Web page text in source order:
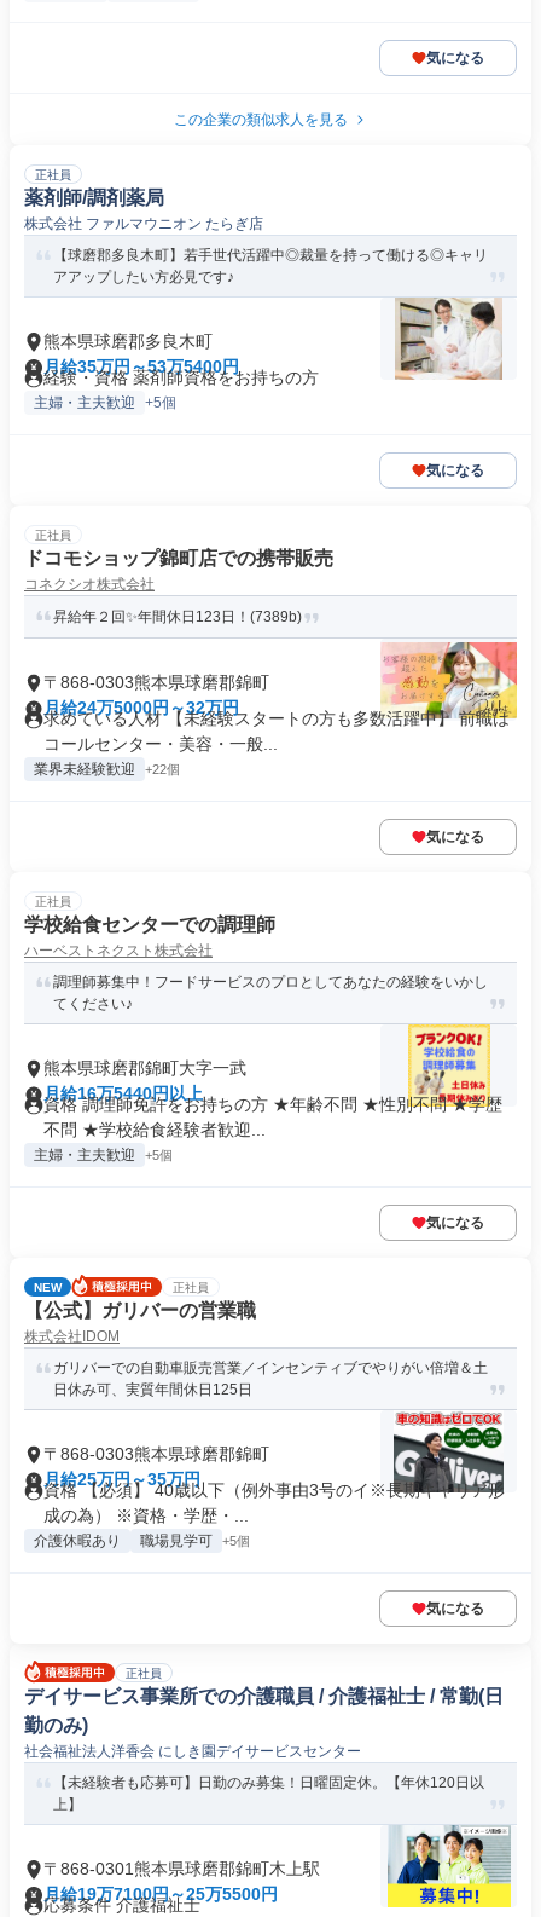
気になる
この企業の類似求人を見る
正社員
薬剤師/調剤薬局
株式会社 ファルマウニオン たらぎ店
【球磨郡多良木町】若手世代活躍中◎裁量を持って働ける◎キャリ
アアップしたい方必見です♪
熊本県球磨郡多良木町
月給35万円～53万5400円
経験・資格 薬剤師資格をお持ちの方
主婦・主夫歓迎 +5個
気になる
正社員
ドコモショップ錦町店での携帯販売
コネクシオ株式会社
昇給年２回✨年間休日123日！(7389b)
〒868-0303熊本県球磨郡錦町
月給24万5000円～32万円
求めている人材 【未経験スタートの方も多数活躍中】 前職は
コールセンター・美容・一般...
業界未経験歓迎 +22個
気になる
正社員
学校給食センターでの調理師
ハーベストネクスト株式会社
調理師募集中！フードサービスのプロとしてあなたの経験をいかし
てください♪
熊本県球磨郡錦町大字一武
月給16万5440円以上
資格 調理師免許をお持ちの方 ★年齢不問 ★性別不問 ★学歴
不問 ★学校給食経験者歓迎...
主婦・主夫歓迎 +5個
気になる
NEW 正社員
【公式】ガリバーの営業職
株式会社IDOM
ガリバーでの自動車販売営業／インセンティブでやりがい倍増＆土
日休み可、実質年間休日125日
〒868-0303熊本県球磨郡錦町
月給25万円～35万円
資格 【必須】 40歳以下（例外事由3号のイ※長期キャリア形
成の為） ※資格・学歴・...
介護休暇あり 職場見学可 +5個
気になる
正社員
デイサービス事業所での介護職員 / 介護福祉士 / 常勤(日
勤のみ)
社会福祉法人洋香会 にしき園デイサービスセンター
【未経験者も応募可】日勤のみ募集！日曜固定休。【年休120日以
上】
〒868-0301熊本県球磨郡錦町木上駅
月給19万7100円～25万5500円
応募条件 介護福祉士